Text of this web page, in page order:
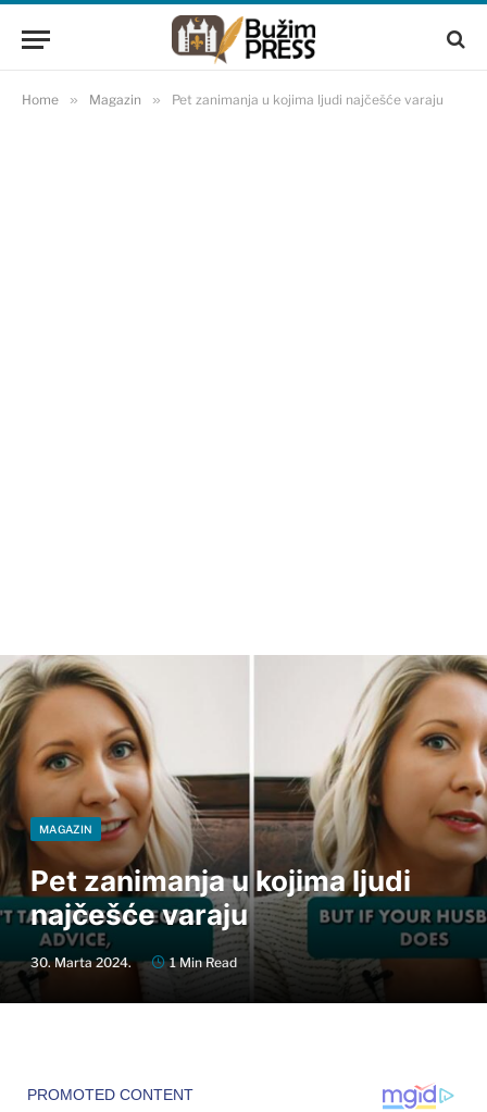
Home » Magazin » Pet zanimanja u kojima ljudi najčešće varaju
MAGAZIN
Pet zanimanja u kojima ljudi
najčešće varaju
30. Marta 2024. 1 Min Read